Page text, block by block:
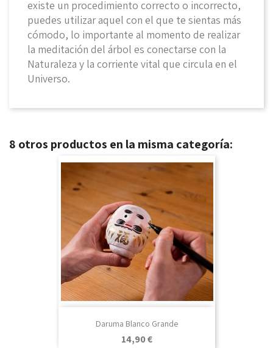
existe un procedimiento correcto o incorrecto,
puedes utilizar aquel con el que te sientas más
cómodo, lo importante al momento de realizar
la meditación del árbol es conectarse con la
Naturaleza y la corriente vital que circula en el
Universo.
8 otros productos en la misma categoría:
Daruma Blanco Grande
Precio
14,90 €